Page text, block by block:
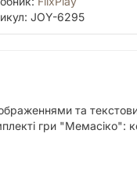
JOY-6295
та
гри "Мемасіко":